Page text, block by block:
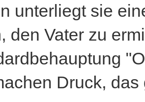
unterliegt sie
den Vater zu
Druck,